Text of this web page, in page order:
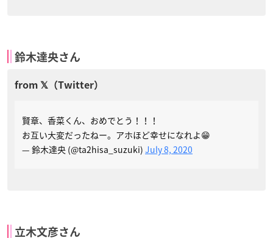
鈴木達央さん
賢章、香菜くん、おめでとう！！！
お互い大変だったねー。アホほど幸せになれよ😁
— 鈴木達央 (@ta2hisa_suzuki) July 8, 2020
立木文彦さん